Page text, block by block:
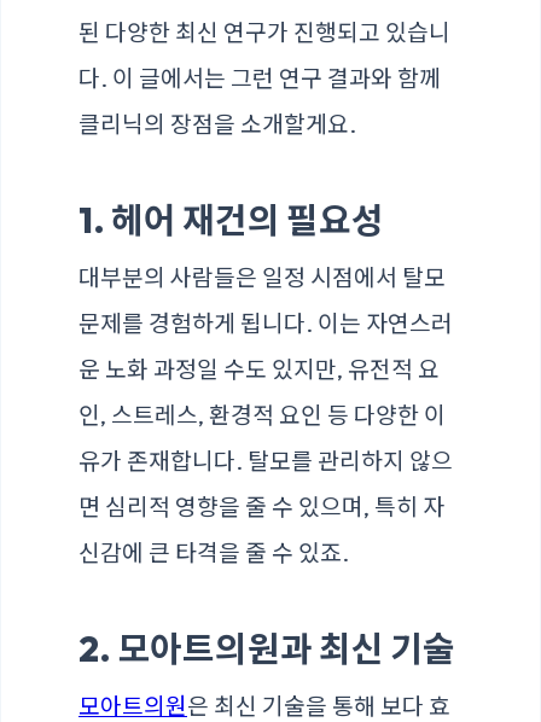
된 다양한 최신 연구가 진행되고 있습니
다. 이 글에서는 그런 연구 결과와 함께
클리닉의 장점을 소개할게요.
1. 헤어 재건의 필요성
대부분의 사람들은 일정 시점에서 탈모
문제를 경험하게 됩니다. 이는 자연스러
운 노화 과정일 수도 있지만, 유전적 요
인, 스트레스, 환경적 요인 등 다양한 이
유가 존재합니다. 탈모를 관리하지 않으
면 심리적 영향을 줄 수 있으며, 특히 자
신감에 큰 타격을 줄 수 있죠.
2. 모아트의원과 최신 기술
모아트의원은 최신 기술을 통해 보다 효